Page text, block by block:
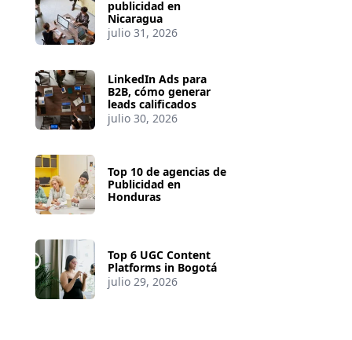
publicidad en
Nicaragua
julio 31, 2026
LinkedIn Ads para
B2B, cómo generar
leads calificados
julio 30, 2026
Top 10 de agencias de
Publicidad en
Honduras
Top 6 UGC Content
Platforms in Bogotá
julio 29, 2026